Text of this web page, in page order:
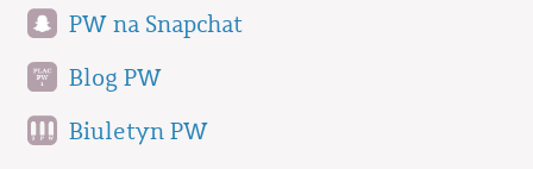
PW na Snapchat
Blog PW
Biuletyn PW